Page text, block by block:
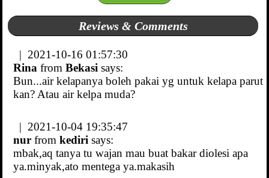
Reviews & Comments
| 2021-10-16 01:57:30
Rina from Bekasi says:
Bun...air kelapanya boleh pakai yg untuk kelapa parut
kan? Atau air kelpa muda?
| 2021-10-04 19:35:47
nur from kediri says:
mbak,aq tanya tu wajan mau buat bakar diolesi apa
ya.minyak,ato mentega ya.makasih